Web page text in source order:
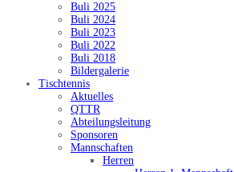
Buli 2025
Buli 2024
Buli 2023
Buli 2022
Buli 2018
Bildergalerie
Tischtennis
Aktuelles
QTTR
Abteilungsleitung
Sponsoren
Mannschaften
Herren